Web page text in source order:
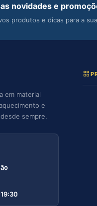
novidades e
produtos e dicas para a
em material
e
sempre.